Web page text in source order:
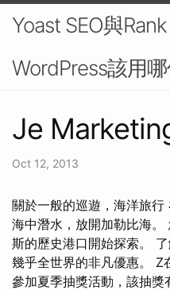
Yoast SEO與
WordPress該用
Je
Oct 12, 2013
關於一般的巡遊，海洋旅
海中潛水，放開加勒比海
斯的歷史港口開始探索。
幾乎全世界的非凡優惠。 Z
參加夏季抽獎活動，該抽獎